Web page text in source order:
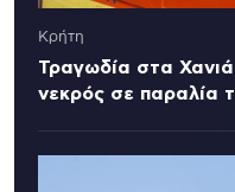
Κρήτη
Τραγωδία στα
νεκρός σε παραλία